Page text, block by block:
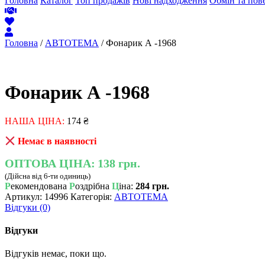
Головна / АВТОТЕМА / Фонарик А -1968
Фонарик А -1968
НАША ЦІНА: 174 ₴
Немає в наявності
ОПТОВА ЦІНА: 138 грн.
(Дійсна від 6-ти одиниць)
Рекомендована Роздрібна Ціна: 284 грн.
Артикул: 14996 Категорія: АВТОТЕМА
Відгуки (0)
Відгуки
Відгуків немає, поки що.